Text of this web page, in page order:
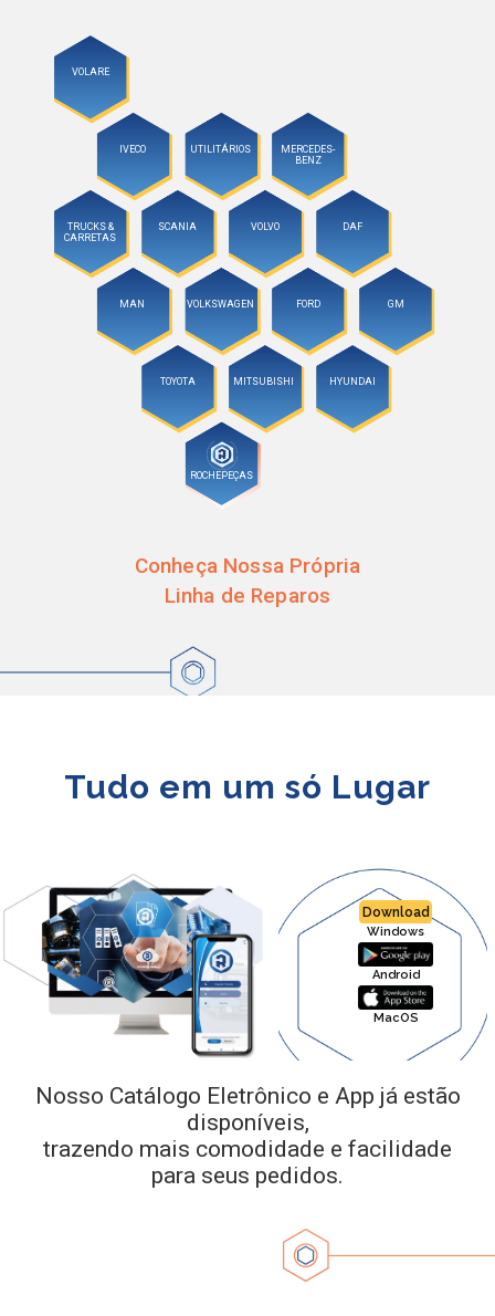
VOLARE
IVECO UTILITÁRIOS
MERCEDES-
BENZ
TRUCKS &
CARRETAS
SCANIA VOLVO DAF
MAN VOLKSWAGEN FORD GM
TOYOTA MITSUBISHI HYUNDAI
ROCHEPEÇAS
Conheça Nossa Própria
Linha de Reparos
Tudo em um só Lugar
Download
Windows
Android
MacOS
Nosso Catálogo Eletrônico e App já estão
disponíveis,
trazendo mais comodidade e facilidade
para seus pedidos.